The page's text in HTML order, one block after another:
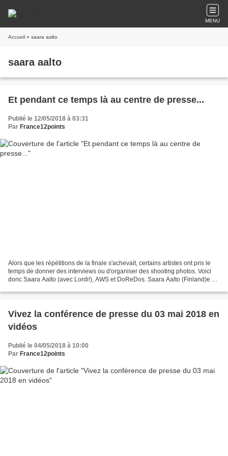
MENU
Accueil » saara aalto
saara aalto
Et pendant ce temps là au centre de presse...
Publié le 12/05/2018 à 03:31
Par France12points
Alors que les répétitions de la finale s'achevait, certains artistes ont pris le
temps de donner des interviews ou d'organiser des shooting photos. Voici
donc Saara Aalto (avec Lordi!), AWS et DoReDos. Saara Aalto (Finland)e et
Vivez la conférence de presse du 03 mai 2018 en
vidéos
Publié le 04/05/2018 à 10:00
Par France12points